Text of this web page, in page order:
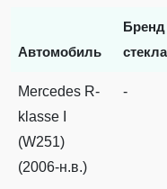
Автомобиль
Бренд
стекла
Mercedes R-
klasse I
(W251)
(2006-н.в.)
-